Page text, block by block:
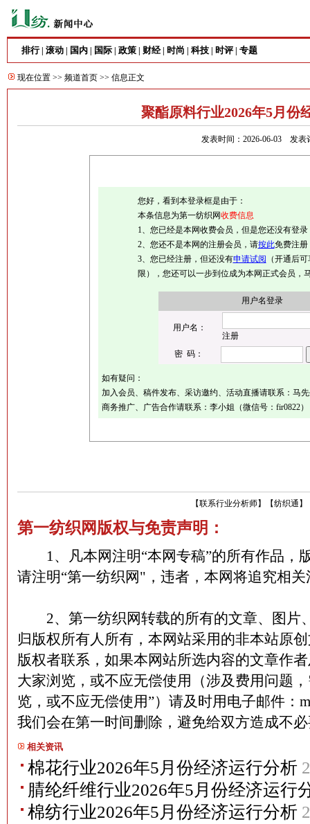
排行| 滚动 国内 国际 政策 财经| 时尚 科技 时评 专题
现在位置 >> 频道首页 >> 信息正文
聚酯原料行业2026年5月份
发表时间：2026-06-03 发表
您好，看到本登录框是由于：
本条信息为第一纺织网收费信息
1、您已经是本网收费会员，但是您还没有登录
2、您还不是本网的注册会员，请按此免费注册
3、您已经注册，但还没有申请试阅 （开通后
限），您还可以一步到位成为本网正式会员，
用户名登录
用户名：
注册
密 码：
如有疑问：
加入会员、稿件发布、采访邀约、活动直播请联系：马
商务推广、广告合作请联系：李小姐（微信号：fir0822）
【纺织通 】
【联系行业分析师】
第一纺织网版权与免责声明：
1、凡本网注明“本网专稿”的所有作品，
请注明“第一纺织网"，违者，本网将追究相
2、第一纺织网转载的所有的文章、图片
归版权所有人所有，本网站采用的非本站原
版权者联系，如果本网站所选内容的文章作
大家浏览，或不应无偿使用（涉及费用问题
览，或不应无偿使用”）请及时用电子邮件：
我们会在第一时间删除，避免给双方造成不
相关资讯
棉花行业2026年5月份经济运行分析
腈纶纤维行业2026年5月份经济运行
棉纺行业2026年5月份经济运行分析